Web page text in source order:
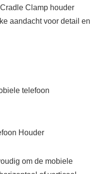
Clamp houder
aandacht voor detail en
telefoon
Houder
om de mobiele